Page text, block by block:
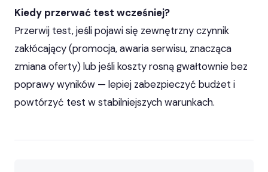
Kiedy przerwać test wcześniej?
Przerwij test, jeśli pojawi się zewnętrzny czynnik
zakłócający (promocja, awaria serwisu, znacząca
zmiana oferty) lub jeśli koszty rosną gwałtownie bez
poprawy wyników — lepiej zabezpieczyć budżet i
powtórzyć test w stabilniejszych warunkach.